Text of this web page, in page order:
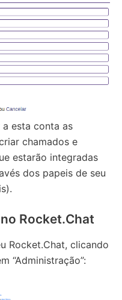
esta conta as
chamados e
estarão integradas
dos papeis de seu
Rocket.Chat
Rocket.Chat, clicando
“Administração”: